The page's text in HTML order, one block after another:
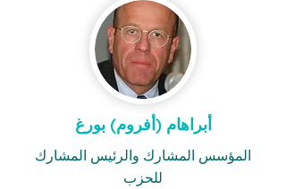
أبراهام (أفروم) بورغ
المؤسس المشارك والرئيس المشارك
للحزب